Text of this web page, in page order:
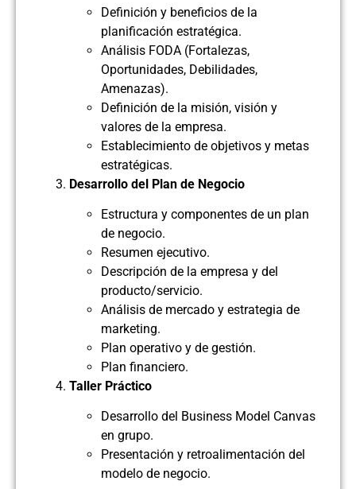
Definición y beneficios de la
planificación estratégica.
Análisis FODA (Fortalezas,
Oportunidades, Debilidades,
Amenazas).
Definición de la misión, visión y
valores de la empresa.
Establecimiento de objetivos y metas
estratégicas.
Desarrollo del Plan de Negocio
Estructura y componentes de un plan
de negocio.
Resumen ejecutivo.
Descripción de la empresa y del
producto/servicio.
Análisis de mercado y estrategia de
marketing.
Plan operativo y de gestión.
Plan financiero.
Taller Práctico
Desarrollo del Business Model Canvas
en grupo.
Presentación y retroalimentación del
modelo de negocio.